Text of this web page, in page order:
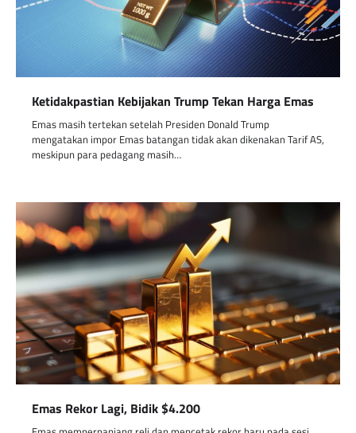
Ketidakpastian Kebijakan Trump Tekan Harga Emas
Emas masih tertekan setelah Presiden Donald Trump
mengatakan impor Emas batangan tidak akan dikenakan Tarif AS,
meskipun para pedagang masih…
Emas Rekor Lagi, Bidik $4.200